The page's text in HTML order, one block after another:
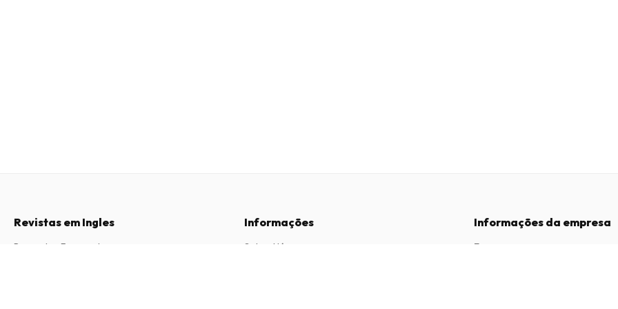
Revistas em Ingles
Perguntas Frequentes
Informações
Sobre Nós
Informações da empresa
Empresa